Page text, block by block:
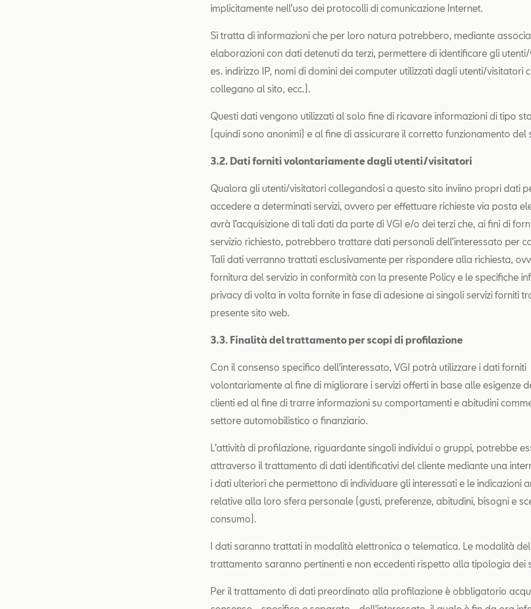
implicitamente nell’uso dei protocolli di comunicazione Internet.
Si tratta di informazioni che per loro natura potrebbero, mediante
elaborazioni con dati detenuti da terzi, permettere di identificare gli
es. indirizzo IP, nomi di domini dei computer utilizzati dagli utenti/visitatori
collegano al sito, ecc.).
Questi dati vengono utilizzati al solo fine di ricavare informazioni di tipo
(quindi sono anonimi) e al fine di assicurare il corretto funzionamento del
3.2. Dati forniti volontariamente dagli utenti/visitatori
Qualora gli utenti/visitatori collegandosi a questo sito inviino propri dati
accedere a determinati servizi, ovvero per effettuare richieste via posta
avrà l’acquisizione di tali dati da parte di VGI e/o dei terzi che, ai fini di
servizio richiesto, potrebbero trattare dati personali dell’interessato per
Tali dati verranno trattati esclusivamente per rispondere alla richiesta,
fornitura del servizio in conformità con la presente Policy e le specifiche
privacy di volta in volta fornite in fase di adesione ai singoli servizi forniti
presente sito web.
3.3. Finalità del trattamento per scopi di profilazione
Con il consenso specifico dell'interessato, VGI potrà utilizzare i dati forniti
volontariamente al fine di migliorare i servizi offerti in base alle esigenze
clienti ed al fine di trarre informazioni su comportamenti e abitudini
settore automobilistico o finanziario.
L’attività di profilazione, riguardante singoli individui o gruppi, potrebbe
attraverso il trattamento di dati identificativi del cliente mediante una
i dati ulteriori che permettono di individuare gli interessati e le indicazioni
relative alla loro sfera personale (gusti, preferenze, abitudini, bisogni e
consumo).
I dati saranno trattati in modalità elettronica o telematica. Le modalità
trattamento saranno pertinenti e non eccedenti rispetto alla tipologia dei
Per il trattamento di dati preordinato alla profilazione è obbligatorio